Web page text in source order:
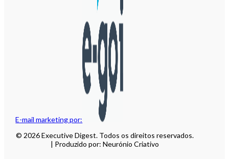
E-mail marketing por:
© 2026 Executive Digest. Todos os direitos reservados.
| Produzido por: Neurónio Criativo